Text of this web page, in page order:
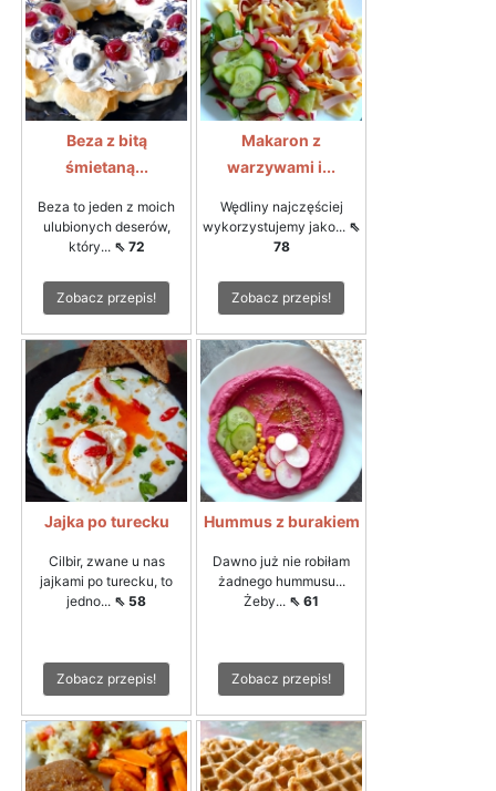
Beza z bitą
śmietaną...
Beza to jeden z moich
ulubionych deserów,
który... ⇖ 72
Zobacz przepis!
Makaron z
warzywami i...
Wędliny najczęściej
wykorzystujemy jako... ⇖
78
Zobacz przepis!
Jajka po turecku
Cilbir, zwane u nas
jajkami po turecku, to
jedno... ⇖ 58
Zobacz przepis!
Hummus z burakiem
Dawno już nie robiłam
żadnego hummusu...
Żeby... ⇖ 61
Zobacz przepis!